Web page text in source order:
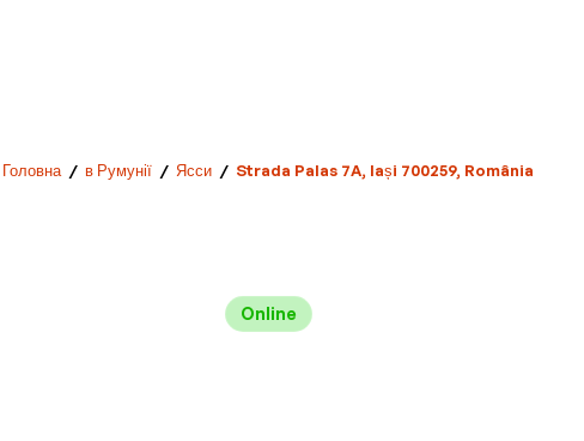
Головна / в Румунії / Ясси / Strada Palas 7A, Iași 700259, România
Online